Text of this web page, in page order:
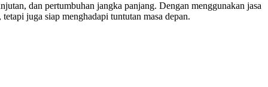
dan pertumbuhan jangka panjang. Dengan menggunakan jasa
juga siap menghadapi tuntutan masa depan.